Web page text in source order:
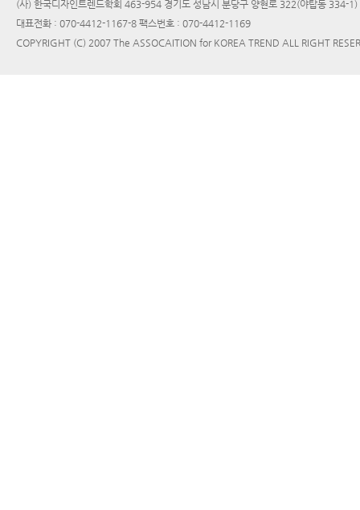
(사) 한국디자인트렌드학회 463-954 경기도 성남시 분당구 양현로 322(야탑동 334-
대표전화 : 070-4412-1167-8 팩스번호 : 070-4412-1169
COPYRIGHT (C) 2007 The ASSOCAITION for KOREA TREND ALL RIGHT